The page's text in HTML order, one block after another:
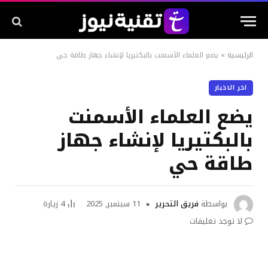
الرئيسية » يضع العلماء الأسمنت بالبكتيريا لإنشاء جهاز طاقة حي
اخر الاخبار
يضع العلماء الأسمنت
بالبكتيريا لإنشاء جهاز
طاقة حي
بواسطة فريق التحرير 11 سبتمبر, 2025 4 زيارة
لا توجد تعليقات